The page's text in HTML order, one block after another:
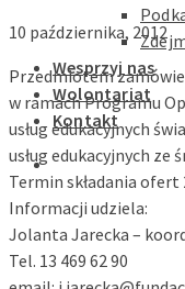
Wesprzyj nas
Wolontariat
Kontakt
10 października, 2012
Przedmiotem
w ramach Programu
usług edukacyjnych
usług edukacyjnych ze
Termin składania ofert
Informacji udziela:
Jolanta Jarecka –
Tel. 13 469 62 90